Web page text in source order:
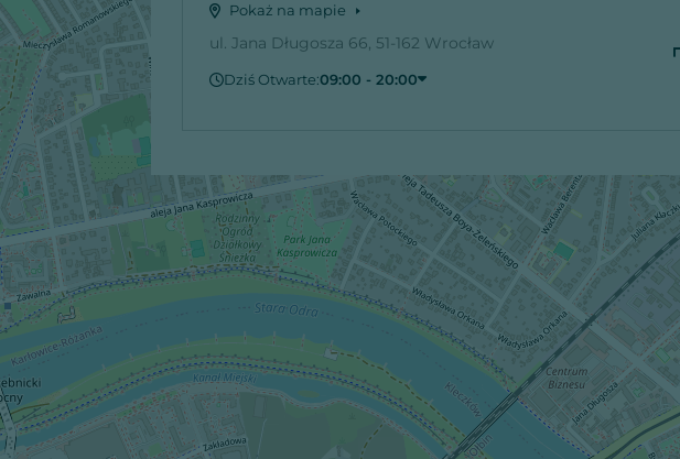
Pokaż na mapie
ul. Jana Długosza 66, 51-162 Wrocław
Dziś Otwarte:09:00 - 20:00
Wtorek
09:00 - 20:00
Środa
09:00 - 20:00
Czwartek
09:00 - 20:00
Piątek
09:00 - 20:00